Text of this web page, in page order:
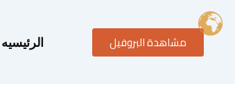
تخطي
إلى
مشاهدة البروفيل الرئيسيه